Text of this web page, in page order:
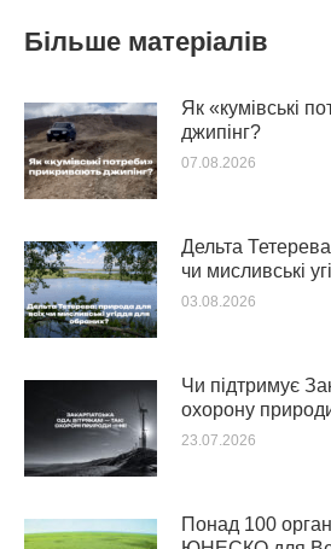
Більше матеріалів
Як «кумівські
джипінг?
07.08.2026
Дельта
чи мисливські
03.08.2026
Чи підтримує
охорону
23.07.2026
Понад 100